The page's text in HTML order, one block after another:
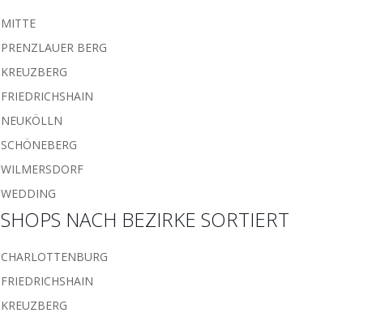
MITTE
PRENZLAUER BERG
KREUZBERG
FRIEDRICHSHAIN
NEUKÖLLN
SCHÖNEBERG
WILMERSDORF
WEDDING
SHOPS NACH BEZIRKE SORTIERT
CHARLOTTENBURG
FRIEDRICHSHAIN
KREUZBERG